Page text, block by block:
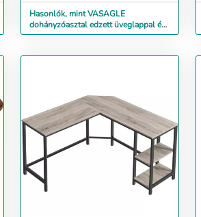
Hasonlók, mint VASAGLE
dohányzóasztal edzett üveglappal és
hálós polccal, 106 x...